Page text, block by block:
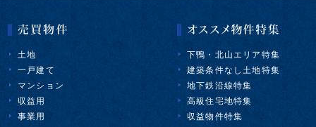
土地
一戸建て
マンション
収益用
事業用
下鴨・北山エリア特集
建築条件なし土地特集
地下鉄沿線特集
高級住宅地特集
収益物件特集